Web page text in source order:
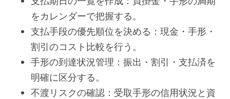
をカレンダーで把握する。
支払手段の優先順位を決める：現金・手形・
割引のコスト比較を行う。
手形の到達状況管理：振出・割引・支払済を
明確に区分する。
不渡リスクの確認：受取手形の信用状況と資